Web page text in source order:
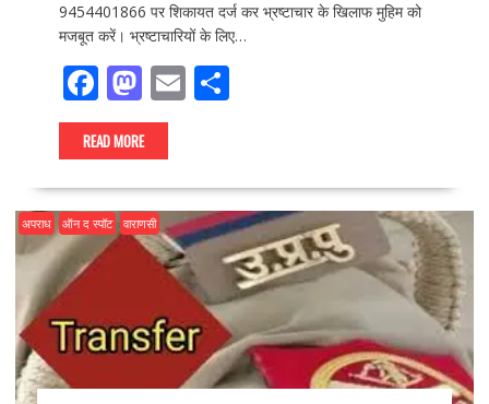
9454401866 पर शिकायत दर्ज कर भ्रष्टाचार के खिलाफ मुहिम को
मजबूत करें। भ्रष्टाचारियों के लिए…
F
ac
e
b
o
o
M
as
to
d
o
n
E
l
S
e
READ MORE
अपराध ऑन द स्पॉट वाराणसी